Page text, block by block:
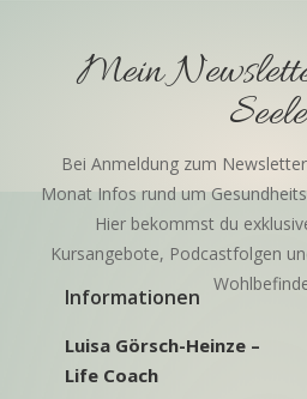
Mein
Seele
Bei Anmeldung zum
Monat Infos rund um
Hier bekommst du
Kursangebote, Podcastfolgen
Informationen
Luisa Görsch-Heinze –
Life Coach